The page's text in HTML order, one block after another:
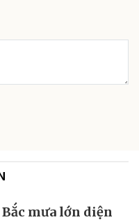
mưa lớn diện